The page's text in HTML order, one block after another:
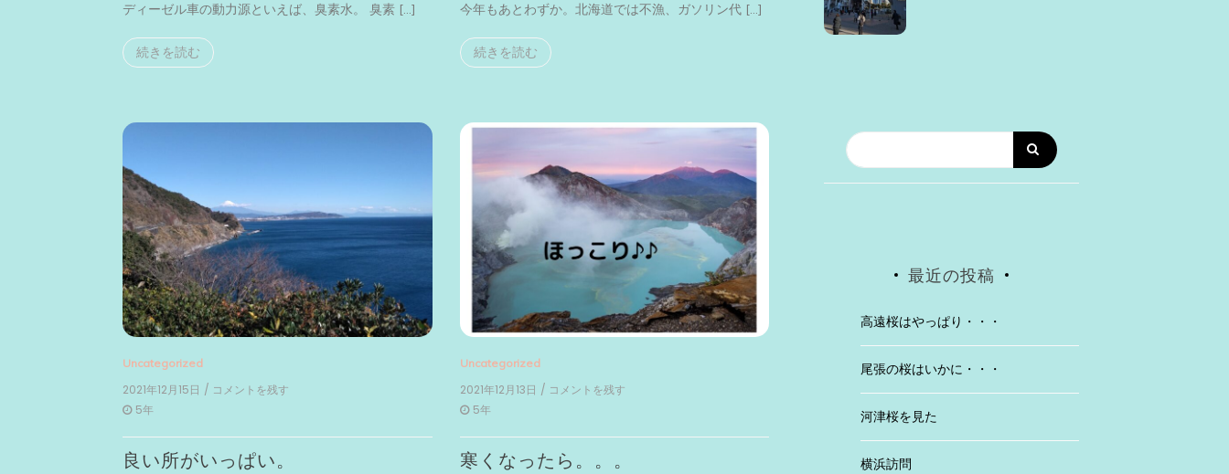
大
ディーゼル車の動力源といえば、臭素水。 臭素 […]
続きを読む
今年もあとわずか。北海道では不漁、ガソリン代 […]
続きを読む
Uncategorized
2021年12月15日 / コメントを残す
所
5年
良い所がいっぱい。
Uncategorized
2021年12月13日 / コメントを残す
な
5年
寒くなったら。。。
最近の投稿
高遠桜はやっぱり・・・
尾張の桜はいかに・・・
河津桜を見た
横浜訪問